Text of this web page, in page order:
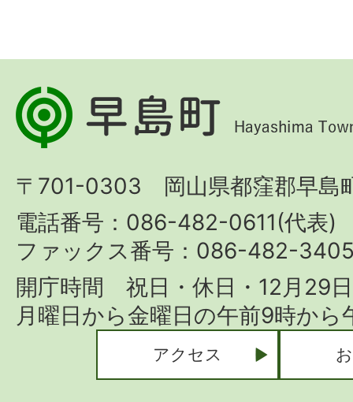
早
島
Hayashima
Town
〒701-0303 岡山県都窪郡早島
電話番号：086-482-0611(代表)
ファックス番号：086-482-
開庁時間 祝日・休日・12月29
月曜日から金曜日の午前9時か
アクセス